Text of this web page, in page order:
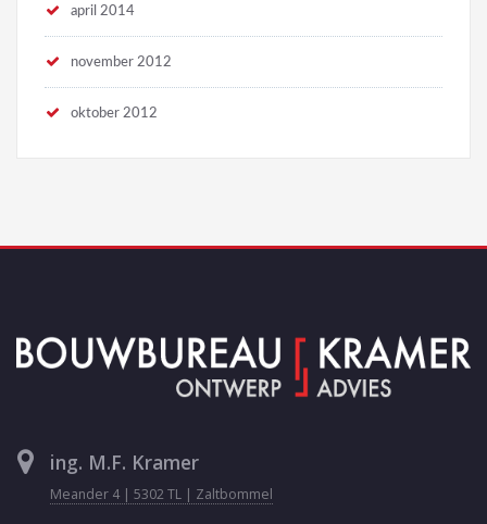
april 2014
november 2012
oktober 2012
ing. M.F. Kramer
Meander 4 | 5302 TL | Zaltbommel